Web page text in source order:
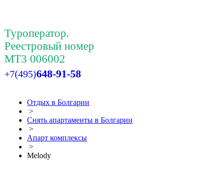
Туроператор.
Реестровый номер
МТ3 006002
+7(495)648-91-58
Отдых в Болгарии
>
Снять апартаменты в Болгарии
>
Апарт комплексы
>
Melody